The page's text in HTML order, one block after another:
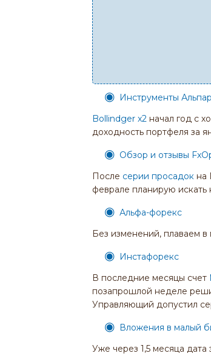
Инструменты
Bollindger x2 начал год с
доходность портфеля за
Обзор и отзывы
После серии просадок на
феврале планирую
Альфа-форекс
Без изменений, плаваем в
Инстафорекс
В последние месяцы счет
позапрошлой неделе
Управляющий допустил
Вложения в малый
Уже через 1,5 месяца дата